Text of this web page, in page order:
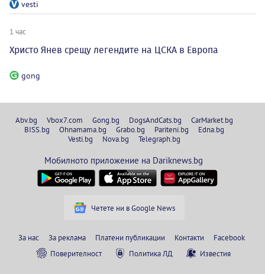
vesti
1 час
Христо Янев срещу легендите на ЦСКА в Европа
gong
Abv.bg Vbox7.com Gong.bg DogsAndCats.bg
CarMarket.bg
BISS.bg
Ohnamama.bg Grabo.bg Pariteni.bg
Edna.bg
Vesti.bg
Nova.bg Telegraph.bg
Мобилното приложение на Dariknews.bg
Четете ни в Google News
За нас За реклама Платени публикации Контакти
Facebook
Поверителност
Политика ЛД Известия